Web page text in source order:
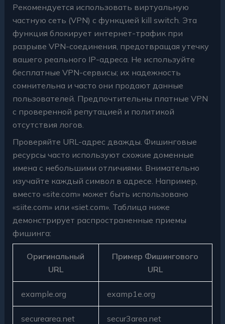
Рекомендуется использовать виртуальную
частную сеть (VPN) с функцией kill switch. Эта
функция блокирует интернет-трафик при
разрыве VPN-соединения, предотвращая утечку
вашего реального IP-адреса. Не используйте
бесплатные VPN-сервисы; их надежность
сомнительна и часто они продают данные
пользователей. Предпочтительны платные VPN
с проверенной репутацией и политикой
отсутствия логов.
Проверяйте URL-адрес дважды. Фишинговые
ресурсы часто используют схожие доменные
имена с небольшими отличиями. Внимательно
изучайте каждый символ в адресе. Например,
вместо «site.com» может быть использовано
«siite.com» или «siet.com». Таблица ниже
демонстрирует распространенные приемы
фишинга:
Оригинальный
URL
Пример Фишингового
URL
example.org examp1e.org
securearea.net secur3area.net